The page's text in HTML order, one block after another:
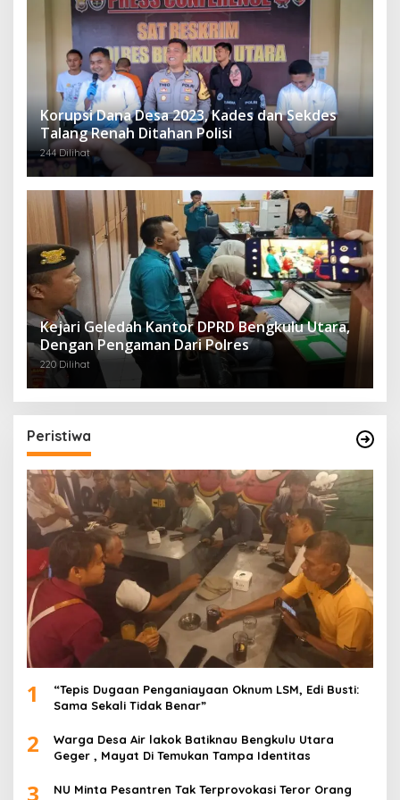
Korupsi Dana Desa 2023, Kades dan Sekdes
Talang Renah Ditahan Polisi
244 Dilihat
Kejari Geledah Kantor DPRD Bengkulu Utara,
Dengan Pengaman Dari Polres
220 Dilihat
Peristiwa
1
“Tepis Dugaan Penganiayaan Oknum LSM, Edi Busti:
Sama Sekali Tidak Benar”
2
Warga Desa Air lakok Batiknau Bengkulu Utara
Geger , Mayat Di Temukan Tampa Identitas
3
NU Minta Pesantren Tak Terprovokasi Teror Orang